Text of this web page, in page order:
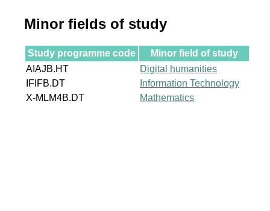
Minor fields of study
Study programme code
Minor field of study
AIAJB.HT
Digital humanities
IFIFB.DT
Information Technology
X-MLM4B.DT
Mathematics